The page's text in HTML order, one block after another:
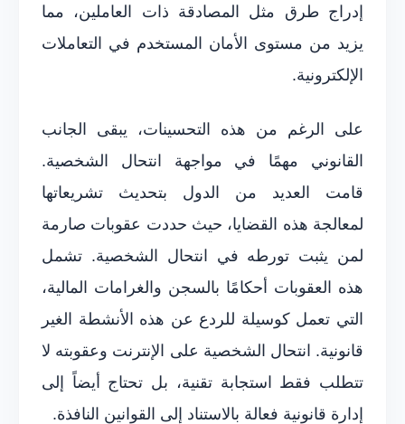
إدراج طرق مثل المصادقة ذات العاملين، مما
يزيد من مستوى الأمان المستخدم في التعاملات
الإلكترونية.
على الرغم من هذه التحسينات، يبقى الجانب
القانوني مهمًا في مواجهة انتحال الشخصية.
قامت العديد من الدول بتحديث تشريعاتها
لمعالجة هذه القضايا، حيث حددت عقوبات صارمة
لمن يثبت تورطه في انتحال الشخصية. تشمل
هذه العقوبات أحكامًا بالسجن والغرامات المالية،
التي تعمل كوسيلة للردع عن هذه الأنشطة الغير
قانونية. انتحال الشخصية على الإنترنت وعقوبته لا
تتطلب فقط استجابة تقنية، بل تحتاج أيضاً إلى
إدارة قانونية فعالة بالاستناد إلى القوانين النافذة.